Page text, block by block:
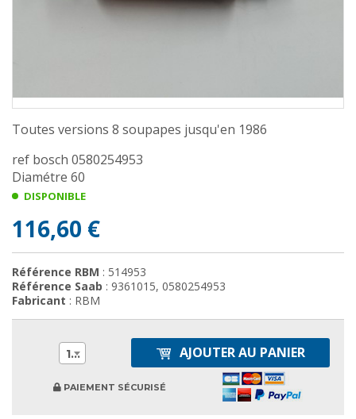
Toutes versions 8 soupapes jusqu'en 1986
ref bosch 0580254953
Diamétre 60
DISPONIBLE
116,60 €
Référence RBM : 514953
Référence Saab : 9361015, 0580254953
Fabricant : RBM
1 AJOUTER AU PANIER
PAIEMENT SÉCURISÉ